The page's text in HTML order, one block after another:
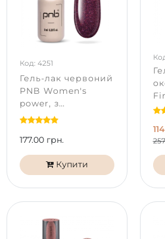
Код: 4251
Гель-лак червоний
PNB Women's
power, з
шиммером (8 мл)
177.00 грн.
Купити